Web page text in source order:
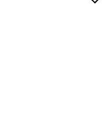
gedacht werden,
eine Helmpflicht
Straßenverkehr
das Bike auch ein
ist von den
und sollte auf
Ein E-Bike mit
erfordert eine hohe